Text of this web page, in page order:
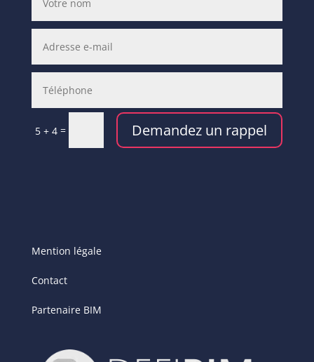
5 + 4 = Demandez un rappel
Mention légale
Contact
Partenaire BIM